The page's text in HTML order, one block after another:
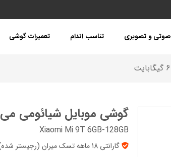
صوتی و تصویری تناسب اندام تعمیرات گوشی
گوشی موبایل شیائومی می 9 تی - ظرفیت 128-6 گیگابایت
Xiaomi Mi 9T 6GB-128GB
گارانتی 18 ماهه تسک میران (رجیستر شده) + 7روز تعویض + پک‌ گلوبال